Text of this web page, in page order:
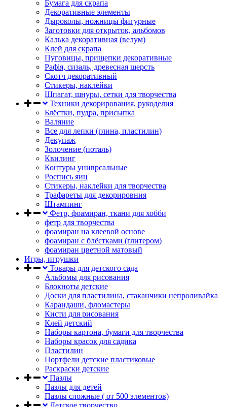
Бумага для скрапа
Декоративные элементы
Дыроколы, ножницы фигурные
Заготовки для открыток, альбомов
Калька декоративная (велум)
Клей для скрапа
Пуговицы, прищепки декоративные
Рафія, сизаль, древесная шерсть
Скотч декоративный
Стикеры, наклейки
Шпагат, шнуры, сетки для творчества
Техники декорирования, рукоделия
Блёстки, пудра, присыпка
Валяние
Все для лепки (глина, пластилин)
Декупаж
Золочение (поталь)
Квилинг
Контуры униврсальные
Роспись яиц
Стикеры, наклейки для творчества
Трафареты для декорировния
Штампинг
Фетр, фоамиран, ткани для хобби
фетр для творчества
фоамиран на клеевой основе
фоамиран с блёстками (глитером)
фоамиран цветной матовый
Игры, игрушки
Товары для детского сада
Альбомы для рисования
Блокноты детские
Доски для пластилина, стаканчики непроливайка
Карандаши, фломастеры
Кисти для рисования
Клей детский
Наборы картона, бумаги для творчества
Наборы красок для садика
Пластилин
Портфели детские пластиковые
Раскраски детские
Пазлы
Пазлы для детей
Пазлы сложные ( от 500 элементов)
Детское творчество